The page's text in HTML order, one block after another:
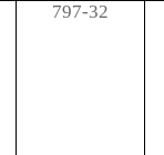
797-32